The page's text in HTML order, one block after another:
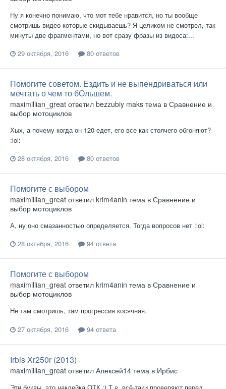
Ну я конечно понимаю, что мот тебе нравится, но ты вообще
смотришь видео которые скидываешь? Я целиком не смотрел, так
минуты две фрагментами, но вот сразу фразы из видоса:...
29 октября, 2016
80 ответов
Помогите советом. Ездить и не выпендриваться или
мечтать о чем то бОльшем.
maximillian_great ответил bezzubiy maks тема в Сравнение и
выбор мотоциклов
Хых, а почему когда он 120 едет, его все как стоячего обгоняют?
:lol:
28 октября, 2016
80 ответов
Помогите с выбором
maximillian_great ответил krim4anin тема в Сравнение и
выбор мотоциклов
А, ну оно смазанностью определяется. Тогда вопросов нет :lol:
28 октября, 2016
94 ответа
Помогите с выбором
maximillian_great ответил krim4anin тема в Сравнение и
выбор мотоциклов
Не там смотришь, там прогрессия косячная.
27 октября, 2016
94 ответа
Irbis Xr250r (2013)
maximillian_great ответил Алексей14 тема в Ирбис
Эти буквы, это наклейка ОТК ;) Т.е. всё-таки проверяют перед